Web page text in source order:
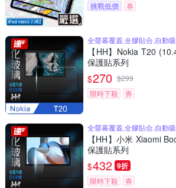
挑戰低價 券
全螢幕覆蓋,全膠貼合,自動
【HH】Nokia T20
保護貼系列
$270 $299
限時下殺
券
全螢幕覆蓋,全膠貼合,自動
【HH】小米 Xiaomi
保護貼系列
$432 9折
限時下殺 券